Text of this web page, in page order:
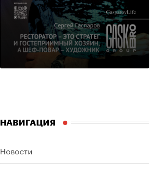
НАВИГАЦИЯ
Новости